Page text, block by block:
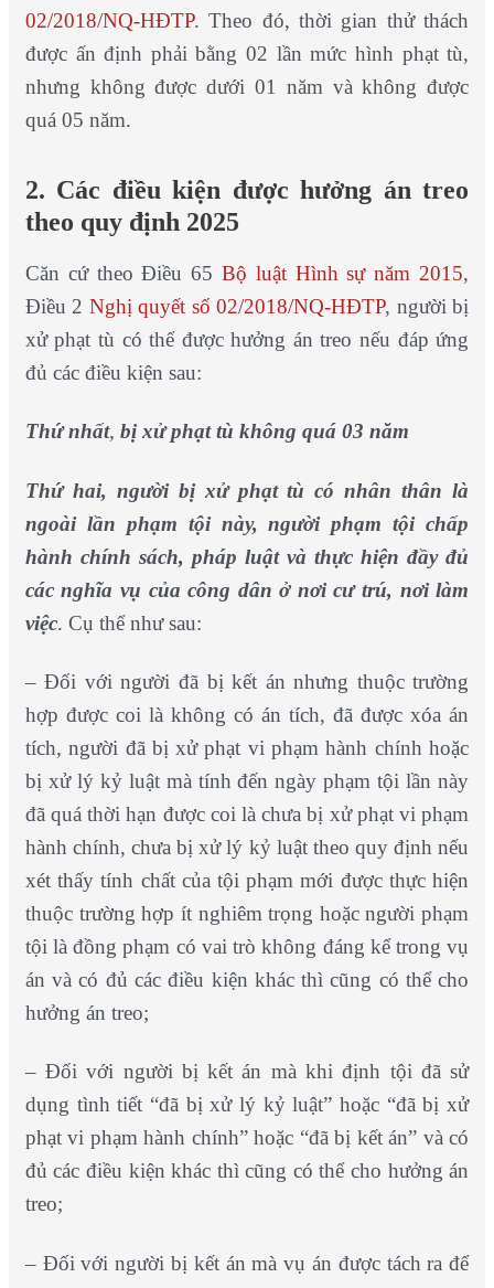
02/2018/NQ-HĐTP. Theo đó, thời gian thử thách
được ấn định phải bằng 02 lần mức hình phạt tù,
nhưng không được dưới 01 năm và không được
quá 05 năm.
2. Các điều kiện được hưởng án treo
theo quy định 2025
Căn cứ theo Điều 65 Bộ luật Hình sự năm 2015,
Điều 2 Nghị quyết số 02/2018/NQ-HĐTP, người bị
xử phạt tù có thể được hưởng án treo nếu đáp ứng
đủ các điều kiện sau:
Thứ nhất, bị xử phạt tù không quá 03 năm
Thứ hai, người bị xử phạt tù có nhân thân là
ngoài lần phạm tội này, người phạm tội chấp
hành chính sách, pháp luật và thực hiện đầy đủ
các nghĩa vụ của công dân ở nơi cư trú, nơi làm
việc. Cụ thể như sau:
– Đối với người đã bị kết án nhưng thuộc trường
hợp được coi là không có án tích, đã được xóa án
tích, người đã bị xử phạt vi phạm hành chính hoặc
bị xử lý kỷ luật mà tính đến ngày phạm tội lần này
đã quá thời hạn được coi là chưa bị xử phạt vi phạm
hành chính,chưa bị xử lý kỷ luật theo quy định nếu
xét thấy tính chất của tội phạm mới được thực hiện
thuộc trường hợp ít nghiêm trọng hoặc người phạm
tội là đồng phạm có vai trò không đáng kể trong vụ
án và có đủ các điều kiện khác thì cũng có thể cho
hưởng án treo;
– Đối với người bị kết án mà khi định tội đã sử
dụng tình tiết “đã bị xử lý kỷ luật” hoặc “đã bị xử
phạt vi phạm hành chính” hoặc “đã bị kết án” và có
đủ các điều kiện khác thì cũng có thể cho hưởng án
treo;
– Đối với người bị kết án mà vụ án được tách ra để